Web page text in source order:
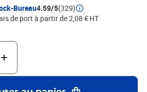
Bureau4.59/5(329)
de port à partir de 2,08 € HT